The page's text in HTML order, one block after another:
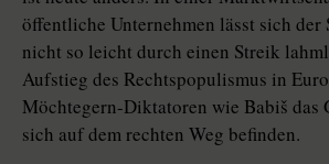
öffentliche Unternehmen lässt sich der
nicht so leicht durch einen Streik
Aufstieg des Rechtspopulismus in
Möchtegern-Diktatoren wie Babiš das
sich auf dem rechten Weg befinden.